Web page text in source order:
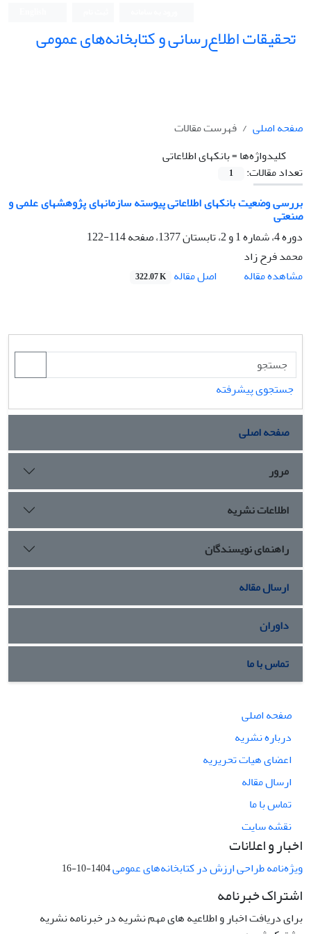
تحقیقات اطلاع‌رسانی و کتابخانه‌های عمومی
صفحه اصلی
فهرست مقالات
کلیدواژه‌ها =بانکهای اطلاعاتی
تعداد مقالات:
1
بررسی وضعیت بانکهای اطلاعاتی پیوسته سازمانهای پژوهشهای علمی و
صنعتی
دوره 4، شماره 1 و 2، تابستان 1377، صفحه
114-122
محمد فرح زاد
مشاهده مقاله
اصل مقاله 322.07 K
جستجوی پیشرفته
صفحه اصلی
مرور
اطلاعات نشریه
راهنمای نویسندگان
ارسال مقاله
داوران
تماس با ما
صفحه اصلی
درباره نشریه
اعضای هیات تحریریه
ارسال مقاله
تماس با ما
نقشه سایت
اخبار و اعلانات
ویژه‌نامه طراحی ارزش در کتابخانه‌های عمومی1404-10-16
اشتراک خبرنامه
برای دریافت اخبار و اطلاعیه های مهم نشریه در خبرنامه نشریه